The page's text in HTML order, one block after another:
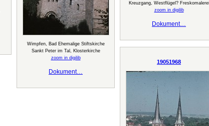
Wimpfen, Bad Ehemalige Stiftskirche
Sankt Peter im Tal, Klosterkirche
zoom in digilib
Dokument…
Kreuzgang, Westflügel? Freskomalerei
zoom in digilib
Dokument…
19051968